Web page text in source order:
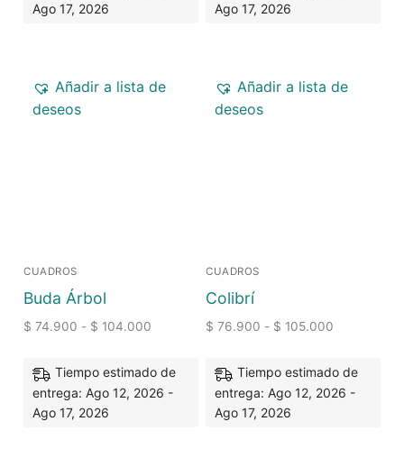
Ago 17, 2026
Ago 17, 2026
Añadir a lista de
deseos
CUADROS
Buda Árbol
$ 74.900 - $ 104.000
Tiempo estimado de
entrega: Ago 12, 2026 -
Ago 17, 2026
Añadir a lista de
deseos
CUADROS
Colibrí
$ 76.900 - $ 105.000
Tiempo estimado de
entrega: Ago 12, 2026 -
Ago 17, 2026